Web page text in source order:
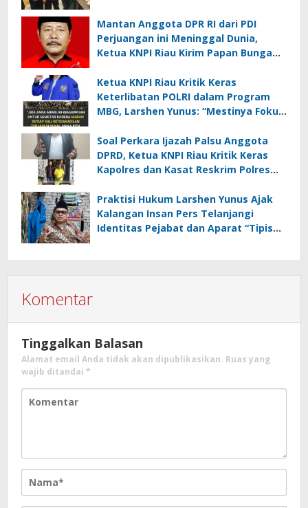
Pribadi”
Mantan Anggota DPR RI dari PDI
Perjuangan ini Meninggal Dunia,
Ketua KNPI Riau Kirim Papan Bunga
Ketua KNPI Riau Kritik Keras
Keterlibatan POLRI dalam Program
MBG, Larshen Yunus: “Mestinya Fokus
Jangan Jadi Institusi yang Rakus”
Soal Perkara Ijazah Palsu Anggota
DPRD, Ketua KNPI Riau Kritik Keras
Kapolres dan Kasat Reskrim Polres
Praktisi Hukum Larshen Yunus Ajak
Kalangan Insan Pers Telanjangi
Identitas Pejabat dan Aparat “Tipis
Komentar
Tinggalkan Balasan
Alamat email Anda tidak akan dipublikasikan. Ruas yang
wajib ditandai *